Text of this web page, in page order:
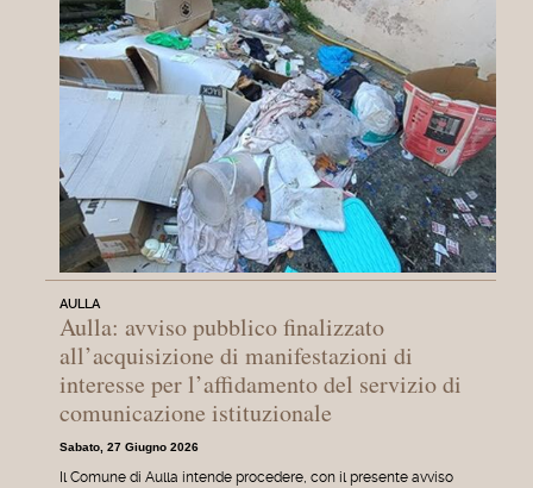
AULLA
Aulla: avviso pubblico finalizzato
all’acquisizione di manifestazioni di
interesse per l’affidamento del servizio di
comunicazione istituzionale
Sabato, 27 Giugno 2026
Il Comune di Aulla intende procedere, con il presente avviso